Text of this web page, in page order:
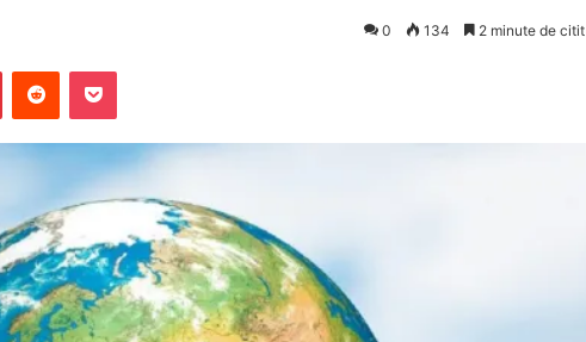
0 134 2 minute de citit
PinterestReddit Pocket